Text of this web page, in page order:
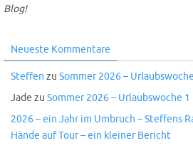
Blog!
Neueste Kommentare
Steffen zu Sommer 2026 –
Jade zu Sommer 2026 – Urlaubswoche 1
2026 – ein Jahr im Umbruch – Steffens
Hände auf Tour – ein kleiner Bericht